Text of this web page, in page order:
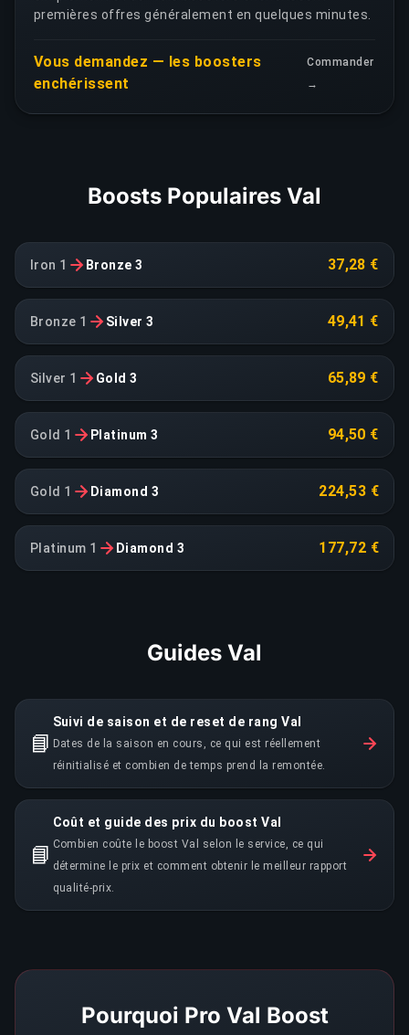
premières offres généralement en quelques minutes.
Vous demandez — les boosters
enchérissent
Commander
→
Boosts Populaires Val
Iron 1 Bronze 3 37,28 €
Bronze 1 Silver 3 49,41 €
Silver 1 Gold 3 65,89 €
Gold 1 Platinum 3 94,50 €
Gold 1 Diamond 3 224,53 €
Platinum 1 Diamond 3 177,72 €
Guides Val
📘
Suivi de saison et de reset de rang Val
Dates de la saison en cours, ce qui est réellement
réinitialisé et combien de temps prend la remontée.
📘
Coût et guide des prix du boost Val
Combien coûte le boost Val selon le service, ce qui
détermine le prix et comment obtenir le meilleur rapport
qualité-prix.
Pourquoi Pro Val Boost